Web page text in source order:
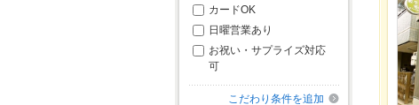
カードOK
日曜営業あり
お祝い・サプライズ対応
可
こだわり条件を追加